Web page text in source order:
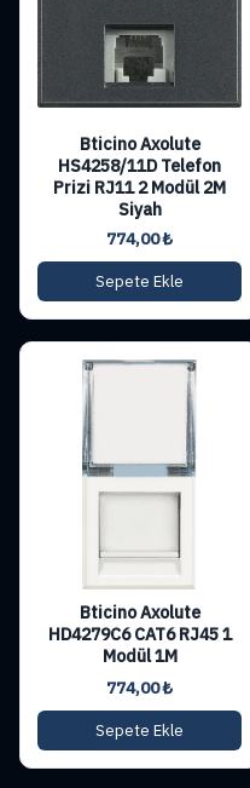
Bticino Axolute
HS4258/11D Telefon
Prizi RJ11 2 Modül 2M
Siyah
774,00₺
Sepete Ekle
Bticino Axolute
HD4279C6 CAT6 RJ45 1
Modül 1M
774,00₺
Sepete Ekle